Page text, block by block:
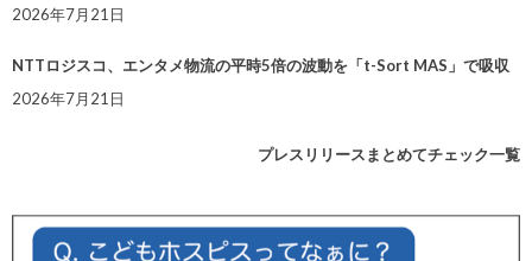
2026年7月21日
NTTロジスコ、エンタメ物流の平時5倍の波動を「t-Sort MAS」で吸収
2026年7月21日
プレスリリースまとめてチェック一覧